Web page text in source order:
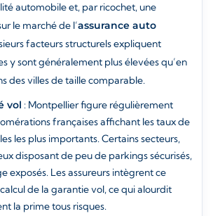
automobile et, par ricochet, une
le marché de l’assurance auto
facteurs structurels expliquent
y sont généralement plus élevées qu’en
des villes de taille comparable.
vol : Montpellier figure régulièrement
françaises affichant les taux de
les plus importants. Certains secteurs,
disposant de peu de parkings sécurisés,
exposés. Les assureurs intègrent ce
de la garantie vol, ce qui alourdit
la prime tous risques.